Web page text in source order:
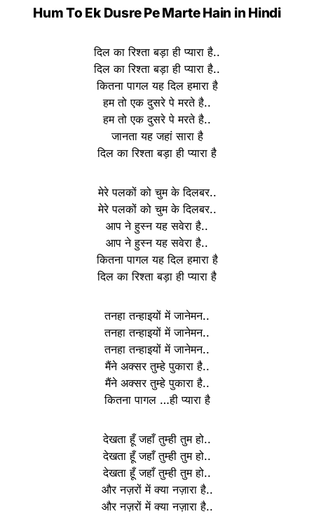
Hum To Ek Dusre Pe Marte Hain in Hindi
दिल का रिश्ता बड़ा ही प्यारा है..
दिल का रिश्ता बड़ा ही प्यारा है..
कितना पागल यह दिल हमारा है
हम तो एक दुसरे पे मरते है..
हम तो एक दुसरे पे मरते है..
जानता यह जहां सारा है
दिल का रिश्ता बड़ा ही प्यारा है
मेरे पलकों को चुम के दिलबर..
मेरे पलकों को चुम के दिलबर..
आप ने हुस्न यह सवेरा है..
आप ने हुस्न यह सवेरा है..
कितना पागल यह दिल हमारा है
दिल का रिश्ता बड़ा ही प्यारा है
तनहा तन्हाइयों में जानेमन..
तनहा तन्हाइयों में जानेमन..
तनहा तन्हाइयों में जानेमन..
मैंने अक्सर तुम्हे पुकारा है..
मैंने अक्सर तुम्हे पुकारा है..
कितना पागल …ही प्यारा है
देखता हूँ जहाँ तुम्ही तुम हो..
देखता हूँ जहाँ तुम्ही तुम हो..
देखता हूँ जहाँ तुम्ही तुम हो..
और नज़रों में क्या नज़ारा है..
और नज़रों में क्या नज़ारा है..